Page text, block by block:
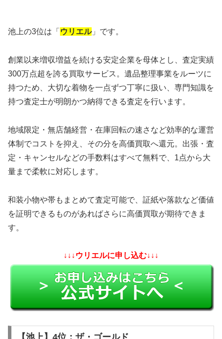
池上の3位は「 ウリエル」です。
創業以来増収増益を続ける安定企業を母体とし、査定実績
300万点超を誇る買取サービス。遺品整理事業をルーツに
持つため、大切な着物を一点ずつ丁寧に扱い、専門知識を
持つ査定士が明朗かつ納得できる査定を行います。
地域限定・無店舗経営・在庫回転の速さなど効率的な運営
体制でコストを抑え、その分を高価買取へ還元。出張・査
定・キャンセルなどの手数料はすべて無料で、1点から大
量まで柔軟に対応します。
和装小物や帯もまとめて査定可能で、証紙や落款など価値
を証明できるものがあればさらに高価買取が期待できま
す。
↓↓↓ウリエルに申し込む↓↓↓
【池上】4位：ザ・ゴールド